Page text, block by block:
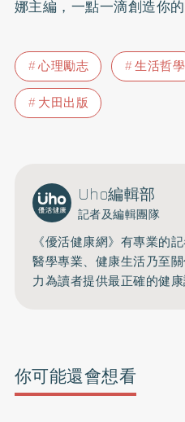
娜主編，一點一滴創造你
心理勵志 生活哲學
大田出版
Uho編輯部
記者及編輯團隊
《優活健康網》有專業的
醫學專業、健康生活乃至
力為讀者提供最正確的健康
你可能還會想看